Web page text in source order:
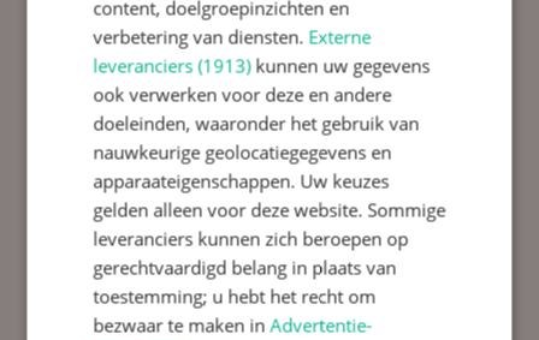
Kijk eens op de website wat het CJG voor
jullie kan betekenen. Er is een gratis en
wisselend aanbod van workshops en
groepsaanbod voor kinderen en ouders.
Website:www.cjgkennemerland.nl /
www.samenopgroeien.nu
Het CJG vind het belangrijk om preventief en
dichtbij in de wijk een aanbod voor gezinnen
te bieden.
Voor wie: Voor ouders en kinderen van de
content, doelgroepinzichten en
verbetering van diensten. Externe
leveranciers (1913)kunnen uw gegevens
ook verwerken voor deze en andere
doeleinden, waaronder het gebruik van
nauwkeurige geolocatiegegevens en
apparaateigenschappen. Uw keuzes
gelden alleen voor deze website. Sommige
leveranciers kunnen zich beroepen op
gerechtvaardigd belang in plaats van
toestemming; u hebt het recht om
bezwaar te maken inAdvertentie-